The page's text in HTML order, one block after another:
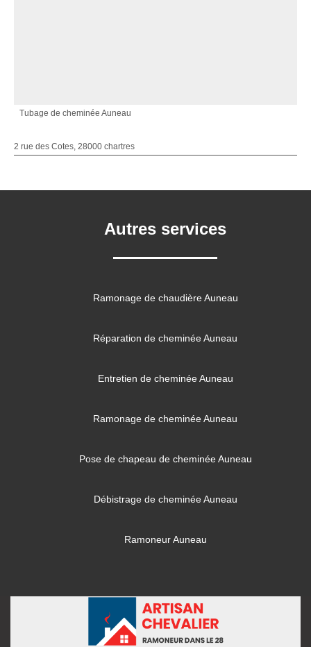
Tubage de cheminée Auneau
2 rue des Cotes, 28000 chartres
Autres services
Ramonage de chaudière Auneau
Réparation de cheminée Auneau
Entretien de cheminée Auneau
Ramonage de cheminée Auneau
Pose de chapeau de cheminée Auneau
Débistrage de cheminée Auneau
Ramoneur Auneau